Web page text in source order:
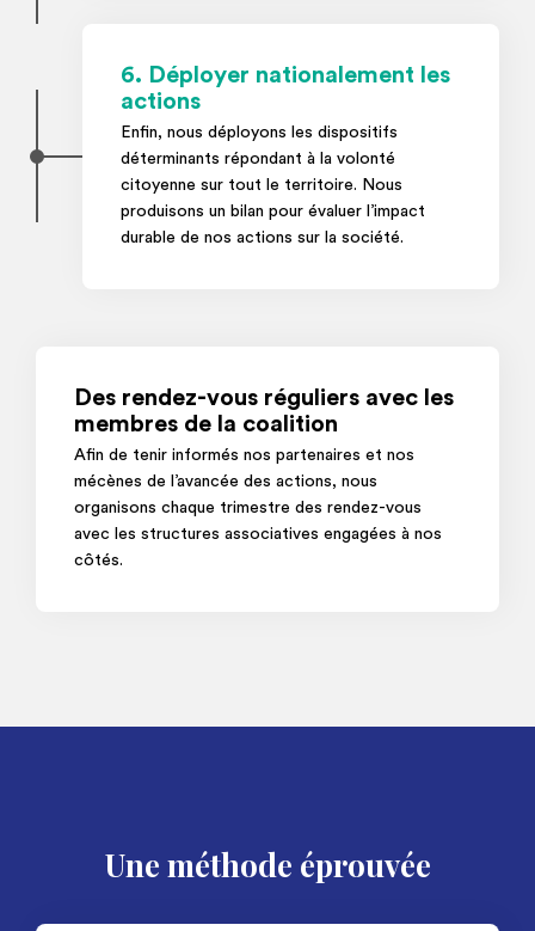
6. Déployer nationalement les
actions
Enfin, nous déployons les dispositifs
déterminants répondant à la volonté
citoyenne sur tout le territoire. Nous
produisons un bilan pour évaluer l’impact
durable de nos actions sur la société.
Des rendez-vous réguliers avec les
membres de la coalition
Afin de tenir informés nos partenaires et nos
mécènes de l’avancée des actions, nous
organisons chaque trimestre des rendez-vous
avec les structures associatives engagées à nos
côtés.
Une méthode éprouvée